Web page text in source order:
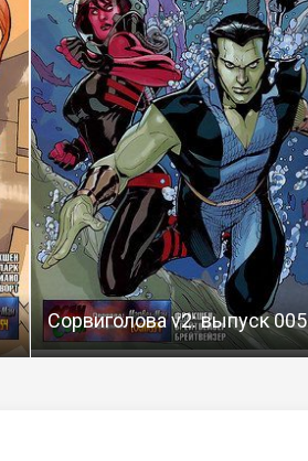
Сорвиголова v2: выпуск 005